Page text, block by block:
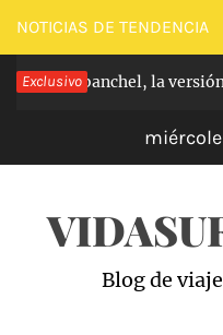
Saltar
al
contenido
NOTICIAS DE TENDENCIA
Exclusivo
de Carabanchel, la versión
Blog de